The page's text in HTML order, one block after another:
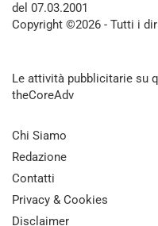
del 07.03.2001
Copyright ©2026 - Tutti i
Le attività pubblicitarie su
theCoreAdv
Chi Siamo
Redazione
Contatti
Privacy & Cookies
Disclaimer